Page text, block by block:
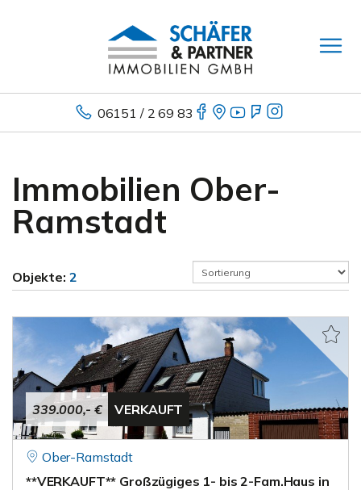
06151 / 2 69 83
Immobilien Ober-
Ramstadt
Objekte: 2
339.000,- € VERKAUFT
Ober-Ramstadt
**VERKAUFT** Großzügiges 1- bis 2-Fam.Haus in